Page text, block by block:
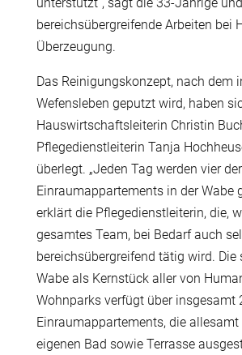
unterstützt“, sagt die 33-Jährige
bereichsübergreifende Arbeiten bei
Überzeugung.
Das Reinigungskonzept, nach dem
Wefensleben geputzt wird, haben
Hauswirtschaftsleiterin Christin
Pflegedienstleiterin Tanja
überlegt. „Jeden Tag werden vier
Einraumappartements in der Wabe
erklärt die Pflegedienstleiterin, die,
gesamtes Team, bei Bedarf auch
bereichsübergreifend tätig wird. Die
Wabe als Kernstück aller von
Wohnparks verfügt über insgesamt
Einraumappartements, die
eigenen Bad sowie Terrasse